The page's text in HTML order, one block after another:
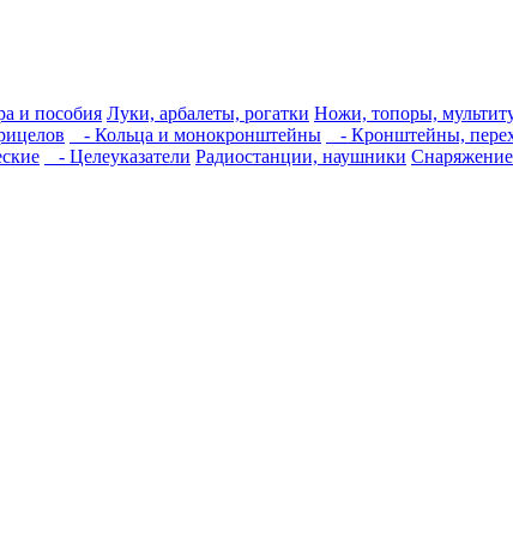
и пособия Луки, арбалеты, рогатки Ножи, топоры,
- Кольца и монокронштейны - Кронштейны,
- Целеуказатели Радиостанции, наушники Снаряжение